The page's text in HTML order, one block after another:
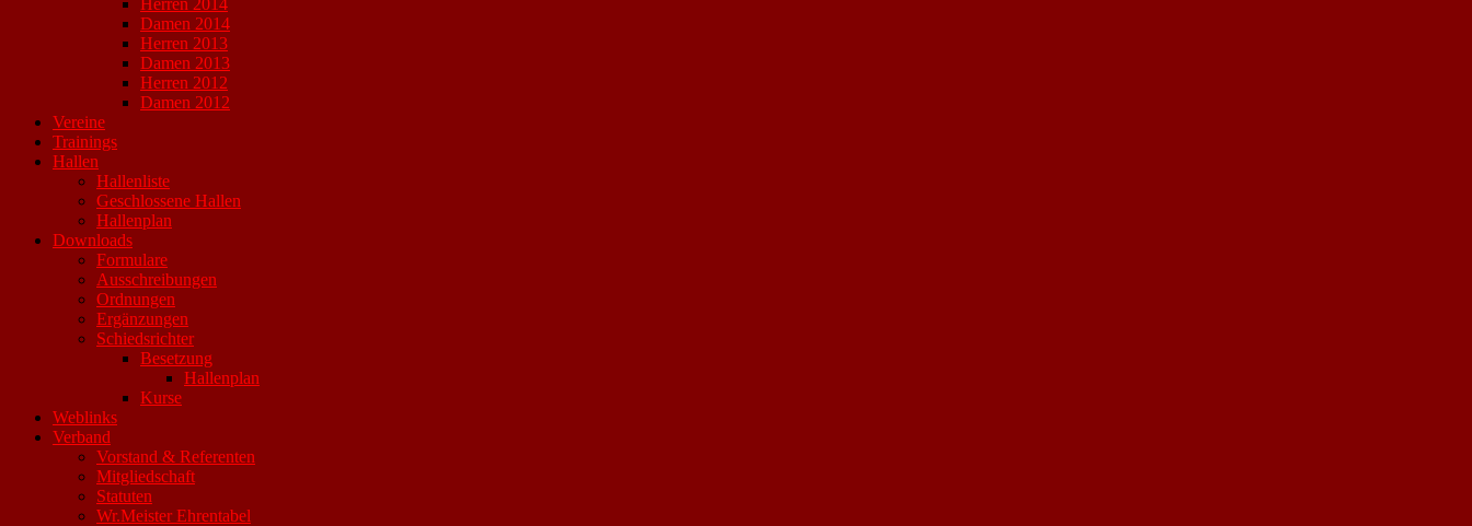
Herren 2014
Damen 2014
Herren 2013
Damen 2013
Herren 2012
Damen 2012
Vereine
Trainings
Hallen
Hallenliste
Geschlossene Hallen
Hallenplan
Downloads
Formulare
Ausschreibungen
Ordnungen
Ergänzungen
Schiedsrichter
Besetzung
Hallenplan
Kurse
Weblinks
Verband
Vorstand & Referenten
Mitgliedschaft
Statuten
Wr.Meister Ehrentabel